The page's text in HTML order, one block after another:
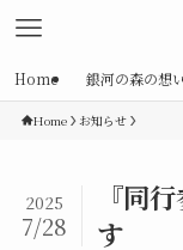
Home 銀河の森の想
Home お知らせ
『同
す
2025
7/28